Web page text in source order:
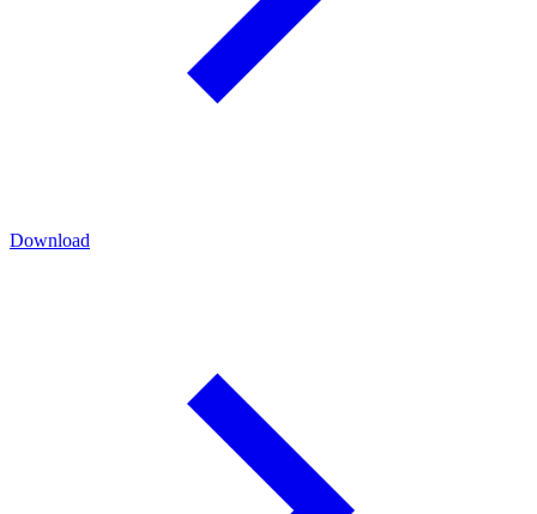
Download